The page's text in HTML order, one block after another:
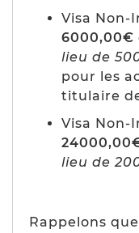
Visa Non-
6000,00€
lieu de
pour les
titulaire
Visa Non-
lieu de
Rappelons que